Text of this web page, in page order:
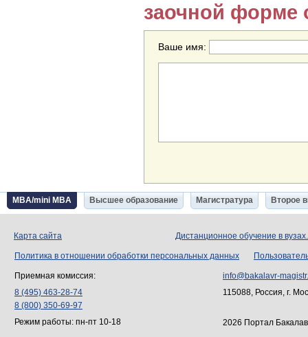
заочной форме
Ваше имя:
MBA/mini MBA Высшее образование Магистратура Второе
Карта сайта Дистанционное обучение в
Политика в отношении обработки персональных данных
Приемная комиссия:
8 (495) 463-28-74
8 (800) 350-69-97
Режим работы: пн-пт 10-18
info@bakalavr-
115088, Россия, г.
2026 Портал